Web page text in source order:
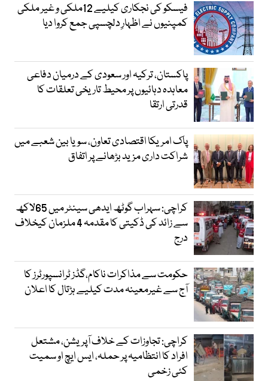
فیسکو کی نجکاری کیلیے 12ملکی و غیر ملکی
کمپنیوں نے اظہارِ دلچسپی جمع کروا دیا
پاکستان، ترکیہ اور سعودی کے درمیان دفاعی
معاہدہ دہائیوں پر محیط تاریخی تعلقات کا
قدرتی ارتقا
پاک امریکا اقتصادی تعاون، سویا بین شعبے میں
شراکت داری مزید بڑھانے پر اتفاق
کراچی: سہراب گوٹھ ایدھی سینٹر میں 65لاکھ
سے زائد کی ڈکیتی کا مقدمہ 4 ملزمان کیخلاف
درج
حکومت سے مذاکرات ناکام،گڈز ٹرانسپورٹرز کا
آج سے غیرمعینہ مدت کیلیے ہڑتال کا اعلان
کراچی: تجاوزات کے خلاف آپریشن، مشتعل
افراد کا انتظامیہ پر حملہ، ایس ایچ او سمیت
کئی زخمی